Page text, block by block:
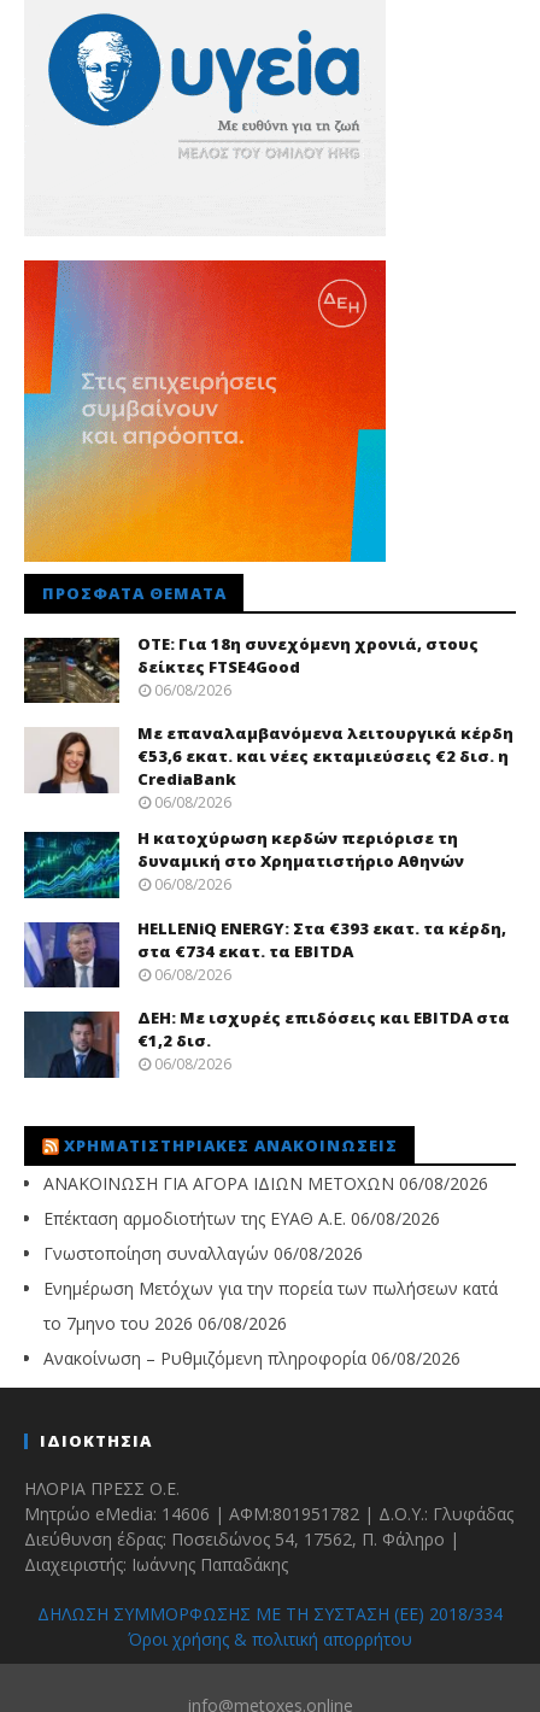
ΠΡΌΣΦΑΤΑ ΘΈΜΑΤΑ
ΟΤΕ: Για 18η συνεχόμενη χρονιά, στους
δείκτες FTSE4Good
06/08/2026
Με επαναλαμβανόμενα λειτουργικά κέρδη
€53,6 εκατ. και νέες εκταμιεύσεις €2 δισ. η
CrediaBank
06/08/2026
Η κατοχύρωση κερδών περιόρισε τη
δυναμική στο Χρηματιστήριο Αθηνών
06/08/2026
HELLENiQ ENERGY: Στα €393 εκατ. τα κέρδη,
στα €734 εκατ. τα EBITDA
06/08/2026
ΔΕΗ: Με ισχυρές επιδόσεις και EBITDA στα
€1,2 δισ.
06/08/2026
ΧΡΗΜΑΤΙΣΤΗΡΙΑΚΈΣ ΑΝΑΚΟΙΝΏΣΕΙΣ
ΑΝΑΚΟΙΝΩΣΗ ΓΙΑ ΑΓΟΡΑ ΙΔΙΩΝ ΜΕΤΟΧΩΝ 06/08/2026
Επέκταση αρμοδιοτήτων της ΕΥΑΘ Α.Ε. 06/08/2026
Γνωστοποίηση συναλλαγών 06/08/2026
Ενημέρωση Μετόχων για την πορεία των πωλήσεων κατά
το 7μηνο του 2026 06/08/2026
Ανακοίνωση – Ρυθμιζόμενη πληροφορία 06/08/2026
ΙΔΙΟΚΤΗΣΙΑ
ΗΛΟΡΙΑ ΠΡΕΣΣ Ο.Ε.
Μητρώο eMedia: 14606 | ΑΦΜ:801951782 | Δ.Ο.Υ.: Γλυφάδας
Διεύθυνση έδρας: Ποσειδώνος 54, 17562, Π. Φάληρο |
Διαχειριστής: Ιωάννης Παπαδάκης
ΔΗΛΩΣΗ ΣΥΜΜΟΡΦΩΣΗΣ ΜΕ ΤΗ ΣΥΣΤΑΣΗ (ΕΕ) 2018/334
Όροι χρήσης & πολιτική απορρήτου
info@metoxes.online